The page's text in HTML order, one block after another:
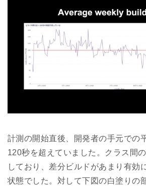
計測の開始直後、開発者の手元での
120秒を超えていました。クラス間
しており、差分ビルドがあまり有効
状態でした。対して下図の白塗りの